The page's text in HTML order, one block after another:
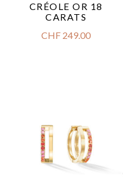
CRÉOLE OR 18
CARATS
CHF 249.00